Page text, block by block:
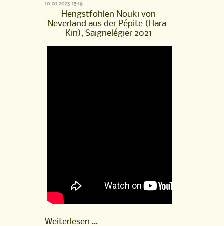
Pas,
gekört
2022
ist
online!
10.01.2023 15:16
Hengstfohlen Nouki von
Neverland aus der Pépite (Hara-
Kiri), Saignelégier 2021
Weiterlesen …Hengstfohlen